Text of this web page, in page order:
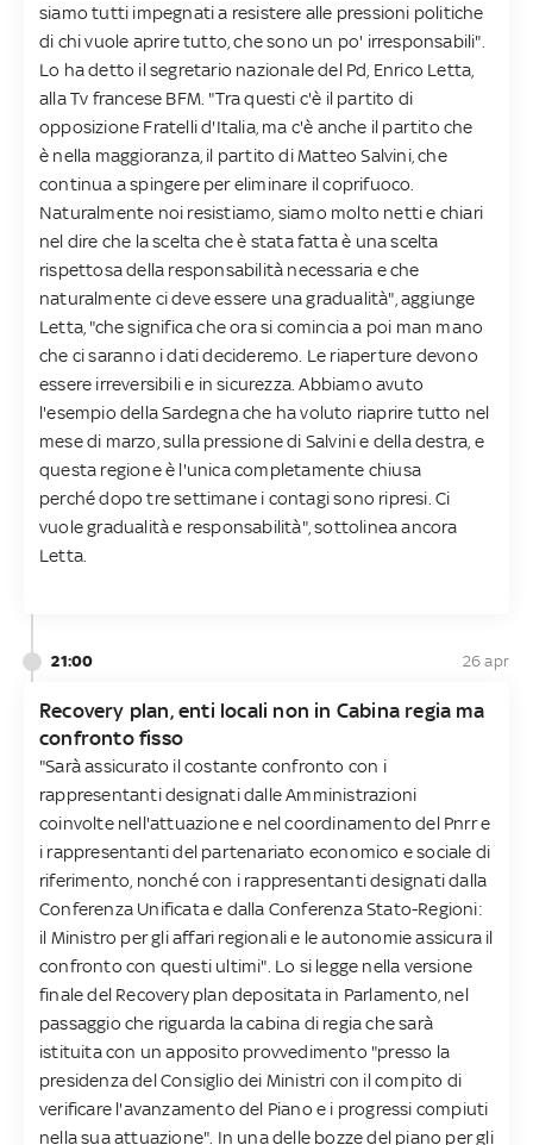
siamo tutti impegnati a resistere alle pressioni politiche
di chi vuole aprire tutto, che sono un po' irresponsabili".
Lo ha detto il segretario nazionale del Pd, Enrico Letta,
alla Tv francese BFM. "Tra questi c'è il partito di
opposizione Fratelli d'Italia, ma c'è anche il partito che
è nella maggioranza, il partito di Matteo Salvini, che
continua a spingere per eliminare il coprifuoco.
Naturalmente noi resistiamo, siamo molto netti e chiari
nel dire che la scelta che è stata fatta è una scelta
rispettosa della responsabilità necessaria e che
naturalmente ci deve essere una gradualità", aggiunge
Letta, "che significa che ora si comincia a poi man mano
che ci saranno i dati decideremo. Le riaperture devono
essere irreversibili e in sicurezza. Abbiamo avuto
l'esempio della Sardegna che ha voluto riaprire tutto nel
mese di marzo, sulla pressione di Salvini e della destra, e
questa regione è l'unica completamente chiusa
perché dopo tre settimane i contagi sono ripresi. Ci
vuole gradualità e responsabilità", sottolinea ancora
Letta.
21:00 26 apr
Recovery plan, enti locali non in Cabina regia ma
confronto fisso
"Sarà assicurato il costante confronto con i
rappresentanti designati dalle Amministrazioni
coinvolte nell'attuazione e nel coordinamento del Pnrr e
i rappresentanti del partenariato economico e sociale di
riferimento, nonché con i rappresentanti designati dalla
Conferenza Unificata e dalla Conferenza Stato-Regioni:
il Ministro per gli affari regionali e le autonomie assicura il
confronto con questi ultimi". Lo si legge nella versione
finale del Recovery plan depositata in Parlamento, nel
passaggio che riguarda la cabina di regia che sarà
istituita con un apposito provvedimento "presso la
presidenza del Consiglio dei Ministri con il compito di
verificare l'avanzamento del Piano e i progressi compiuti
nella sua attuazione". In una delle bozze del piano per gli